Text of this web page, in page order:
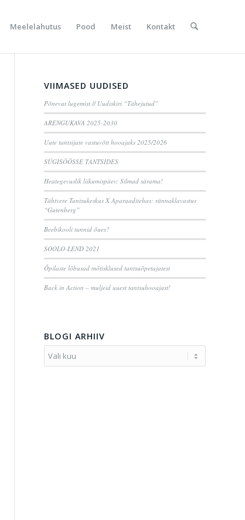
Meelelahutus Pood Meist Kontakt
VIIMASED UUDISED
Põnevat lugemist // Uudiskiri “Tähejutud”
ARENGUKAVA 2025-2030
Uute tantsijate vastuvõtt hooajaks 2025/2026
SÜGISÖÖSSE TANTSIDES
Heategevuslik liikumispäev: Silmad särama!
Tähtvere Tantsukeskus X Aparaaditehas: rännaklavastus
“Gutenberg”
Beebikooli tunnid õues?
SOOLO-LEND 2021
Õpilaste lõbusad mõtisklused tantsuõpetajatest
Back in Action – muljeid uuest tantsuhooajast!
BLOGI ARHIIV